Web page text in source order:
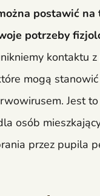
postawić
potrzeby
kontaktu z
mogą stanowić
Jest
osób
przez pupila